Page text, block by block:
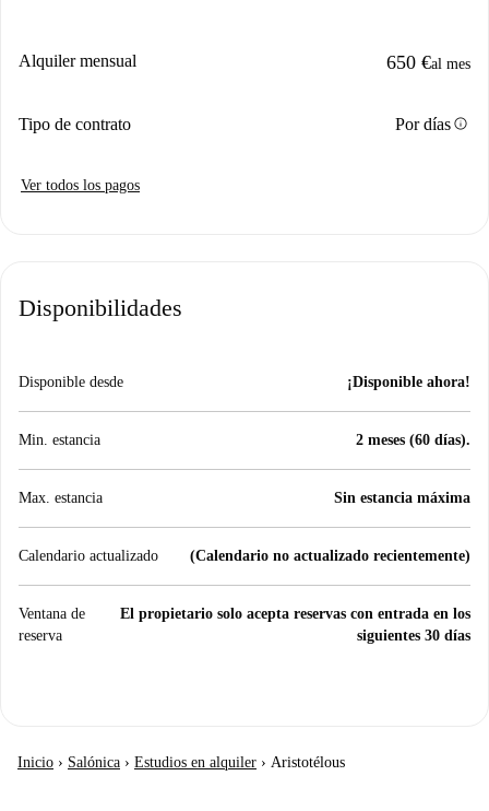
Alquiler mensual 650 €al mes
Tipo de contrato Por díasinfo
Ver todos los pagos
Disponibilidades
Disponible desde ¡Disponible ahora!
Min. estancia 2 meses (60 días).
Max. estancia Sin estancia máxima
Calendario actualizado (Calendario no actualizado recientemente)
Ventana de
reserva
El propietario solo acepta reservas con entrada en los
siguientes 30 días
Inicio › Salónica › Estudios en alquiler › Aristotélous